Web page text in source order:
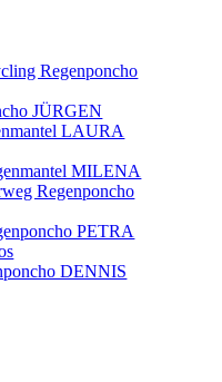
Regenponcho
JÜRGEN
LAURA
MILENA
Regenponcho
PETRA
DENNIS